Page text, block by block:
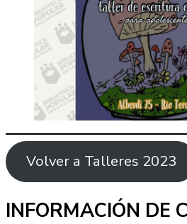
Volver a Talleres 2023
INFORMACIÓN DE